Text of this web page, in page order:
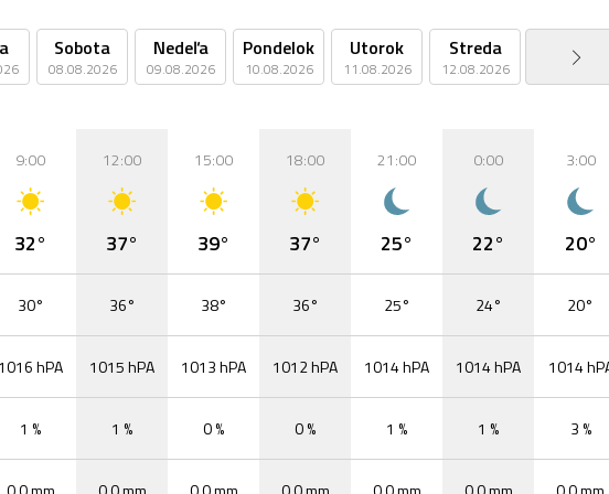
Sobota
08.08.2026
Nedeľa
09.08.2026
Pondelok
10.08.2026
Utorok
11.08.2026
Streda
12.08.2026
Štvrtok
13.08.2026
9:00
32°
30°
1016 hPA
1 %
12:00
37°
36°
1015 hPA
1 %
15:00
39°
38°
1013 hPA
0 %
18:00
37°
36°
1012 hPA
0 %
21:00
25°
25°
1014 hPA
1 %
0:00
22°
24°
1014 hPA
1 %
3:00
20°
20°
1014
3 %